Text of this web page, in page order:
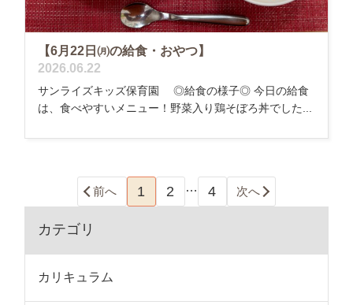
【6月22日㈪の給食・おやつ】
2026.06.22
サンライズキッズ保育園 ◎給食の様子◎ 今日の給食
は、食べやすいメニュー！野菜入り鶏そぼろ丼でした...
前へ 1 2 … 4 次へ
カテゴリ
カリキュラム